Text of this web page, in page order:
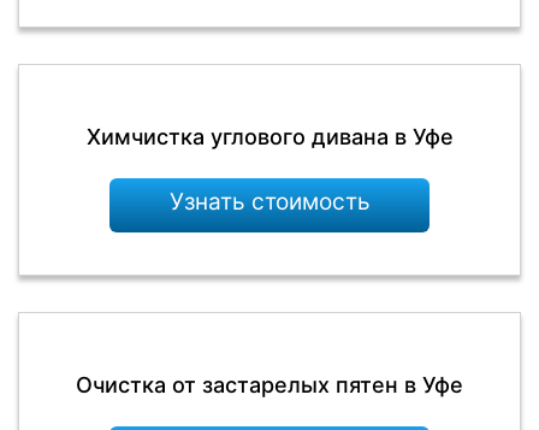
Химчистка углового дивана в Уфе
Узнать стоимость
Очистка от застарелых пятен в Уфе